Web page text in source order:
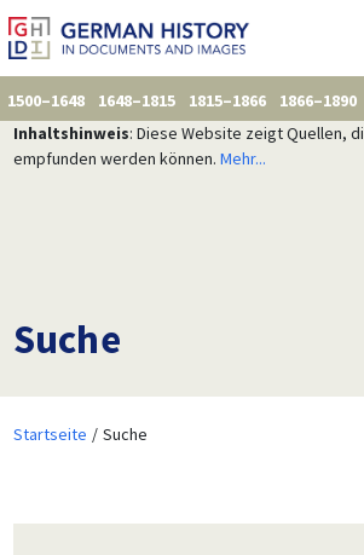
1500–1648 1648–1815 1815–1866 1866–1890
Inhaltshinweis: Diese Website zeigt Quellen,
empfunden werden können. Mehr...
Suche
Startseite Suche